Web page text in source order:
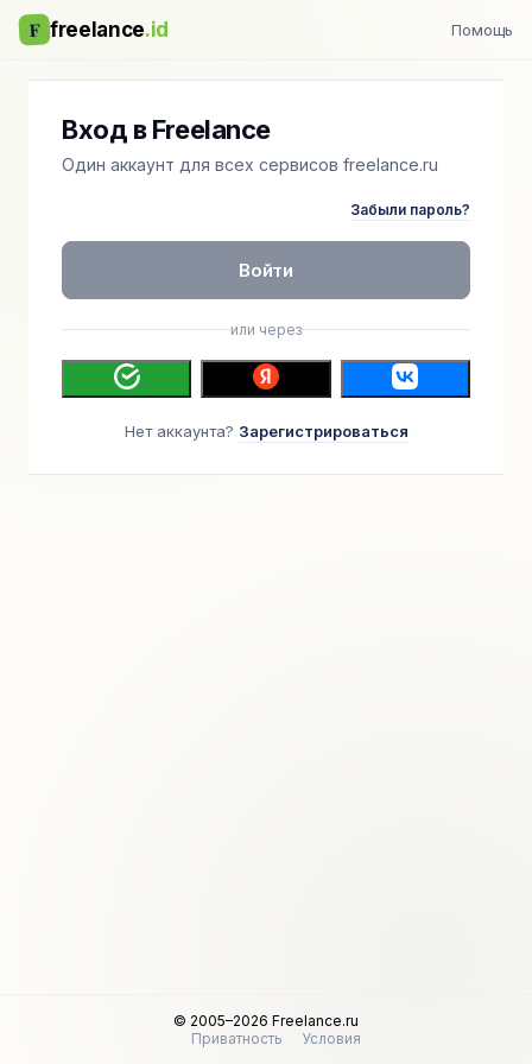
F freelance.id Помощь
Вход в Freelance
Один аккаунт для всех сервисов freelance.ru
Забыли пароль?
Войти
или через
Нет аккаунта? Зарегистрироваться
© 2005–2026 Freelance.ru
Приватность
Условия